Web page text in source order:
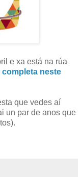
e xa está na rúa
completa neste
que vedes aí
un par de anos que